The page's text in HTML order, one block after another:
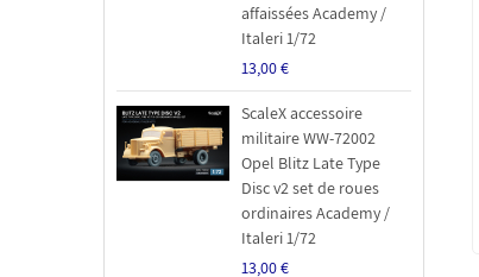
affaissées Academy /
Italeri 1/72
13,00 €
ScaleX accessoire
militaire WW-72002
Opel Blitz Late Type
Disc v2 set de roues
ordinaires Academy /
Italeri 1/72
13,00 €